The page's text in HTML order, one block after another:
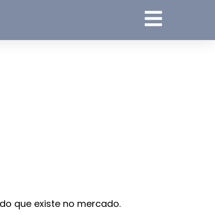
que existe no mercado.